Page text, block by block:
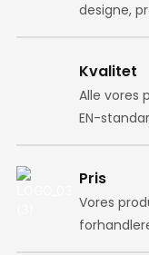
designe,
Kvalitet
Alle vores
EN-
Pris
Vores